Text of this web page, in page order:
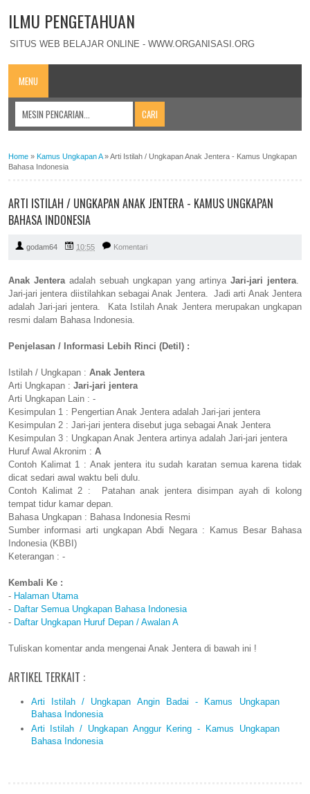
ILMU PENGETAHUAN
SITUS WEB BELAJAR ONLINE - WWW.ORGANISASI.ORG
MENU
Home » Kamus Ungkapan A»Arti Istilah / Ungkapan Anak Jentera - Kamus Ungkapan
Bahasa Indonesia
ARTI ISTILAH / UNGKAPAN ANAK JENTERA - KAMUS UNGKAPAN
BAHASA INDONESIA
godam64 10:55 Komentari
Anak Jenteraadalah sebuah ungkapan yang artinya Jari-jari jentera.
Jari-jari jentera diistilahkan sebagai Anak Jentera. Jadi arti Anak Jentera
adalah Jari-jari jentera. Kata Istilah Anak Jentera merupakan ungkapan
resmi dalam Bahasa Indonesia.
Penjelasan / Informasi Lebih Rinci (Detil) :
Istilah / Ungkapan : Anak Jentera
Arti Ungkapan : Jari-jari jentera
Arti Ungkapan Lain : -
Kesimpulan 1 : Pengertian Anak Jentera adalah Jari-jari jentera
Kesimpulan 2 : Jari-jari jentera disebut juga sebagai Anak Jentera
Kesimpulan 3 : Ungkapan Anak Jentera artinya adalah Jari-jari jentera
Huruf Awal Akronim : A
Contoh Kalimat 1 : Anak jentera itu sudah karatan semua karena tidak
dicat sedari awal waktu beli dulu.
Contoh Kalimat 2 : Patahan anak jentera disimpan ayah di kolong
tempat tidur kamar depan.
Bahasa Ungkapan : Bahasa Indonesia Resmi
Sumber informasi arti ungkapan Abdi Negara : Kamus Besar Bahasa
Indonesia (KBBI)
Keterangan : -
Kembali Ke :
- Halaman Utama
- Daftar Semua Ungkapan Bahasa Indonesia
- Daftar Ungkapan Huruf Depan / Awalan A
Tuliskan komentar anda mengenai Anak Jentera di bawah ini !
ARTIKEL TERKAIT :
Arti Istilah / Ungkapan Angin Badai - Kamus Ungkapan
Bahasa Indonesia
Arti Istilah / Ungkapan Anggur Kering - Kamus Ungkapan
Bahasa Indonesia